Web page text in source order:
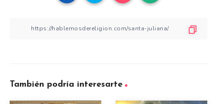
También podría interesarte